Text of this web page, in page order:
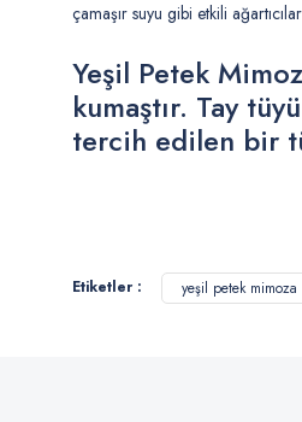
çamaşır suyu gibi etkili
Yeşil Petek
kumaştır. Tay
tercih edilen bir
Ürün resmi kalitesiz, bozuk
Etiketler : yeşil petek mimoza